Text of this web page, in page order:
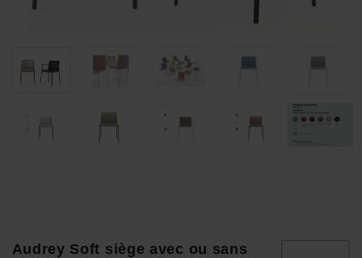
Audrey Soft siège avec ou sans